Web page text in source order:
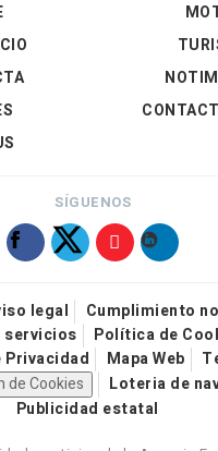
SÍGUENOS
legal
Cumplimiento
servicios
Política de
Mapa Web
de Cookies
Loteria de
Publicidad estatal